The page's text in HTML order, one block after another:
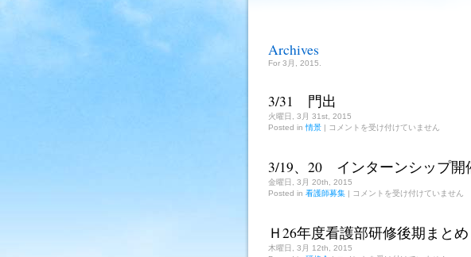
Archives
For 3月, 2015.
3/31 門出
火曜日, 3月 31st, 2015
Posted in 情景 | 3/31
コメントを受け付けていません
3/19、20 インターンシップ開
金曜日, 3月 20th, 2015
Posted in 看護師募集 | 3/19、
タ
コメントを受け付けていません
Ｈ26年度看護部研修後期まとめ
木曜日, 3月 12th, 2015